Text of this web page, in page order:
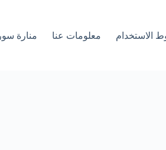
الاستخدام معلومات عنا منارة